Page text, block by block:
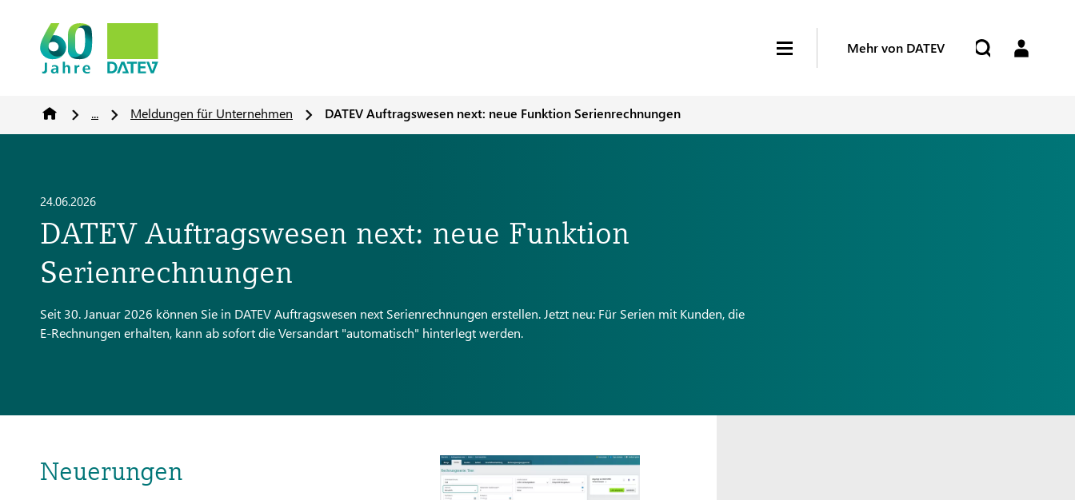
Mehr von DATEV
... Meldungen für Unternehmen DATEV Auftragswesen next: neue Funktion Serienrechnungen
24.06.2026
DATEV Auftragswesen next: neue Funktion
Serienrechnungen
Seit 30. Januar 2026 können Sie in DATEV Auftragswesen next Serienrechnungen erstellen. Jetzt neu: Für Serien mit Kunden, die
E‑Rechnungen erhalten, kann ab sofort die Versandart "automatisch" hinterlegt werden.
Neuerungen